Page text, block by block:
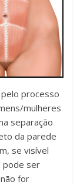
processo
mulheres
separação
da parede
se visível
pode ser
for